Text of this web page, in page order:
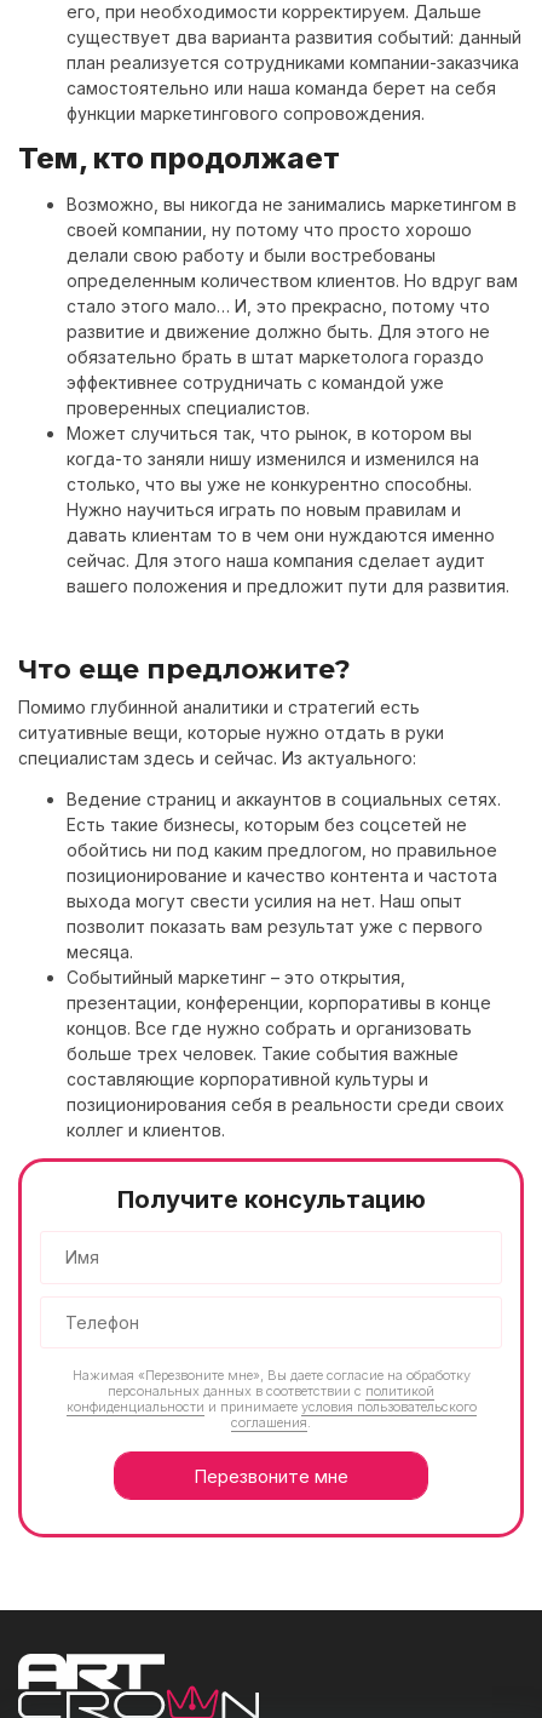
его, при необходимости корректируем. Дальше
существует два варианта развития событий: данный
план реализуется сотрудниками компании-заказчика
самостоятельно или наша команда берет на себя
функции маркетингового сопровождения.
Тем, кто продолжает
Возможно, вы никогда не занимались маркетингом в
своей компании, ну потому что просто хорошо
делали свою работу и были востребованы
определенным количеством клиентов. Но вдруг вам
стало этого мало… И, это прекрасно, потому что
развитие и движение должно быть. Для этого не
обязательно брать в штат маркетолога гораздо
эффективнее сотрудничать с командой уже
проверенных специалистов.
Может случиться так, что рынок, в котором вы
когда-то заняли нишу изменился и изменился на
столько, что вы уже не конкурентно способны.
Нужно научиться играть по новым правилам и
давать клиентам то в чем они нуждаются именно
сейчас. Для этого наша компания сделает аудит
вашего положения и предложит пути для развития.
Что еще предложите?
Помимо глубинной аналитики и стратегий есть
ситуативные вещи, которые нужно отдать в руки
специалистам здесь и сейчас. Из актуального:
Ведение страниц и аккаунтов в социальных сетях.
Есть такие бизнесы, которым без соцсетей не
обойтись ни под каким предлогом, но правильное
позиционирование и качество контента и частота
выхода могут свести усилия на нет. Наш опыт
позволит показать вам результат уже с первого
месяца.
Событийный маркетинг – это открытия,
презентации, конференции, корпоративы в конце
концов. Все где нужно собрать и организовать
больше трех человек. Такие события важные
составляющие корпоративной культуры и
позиционирования себя в реальности среди своих
коллег и клиентов.
Получите консультацию
Нажимая «Перезвоните мне», Вы даете согласие на обработку
персональных данных в соответствии с политикой
конфиденциальности и принимаете условия пользовательского
соглашения.